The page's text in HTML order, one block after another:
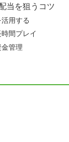
当を狙うコツ
用する
間プレイ
管理